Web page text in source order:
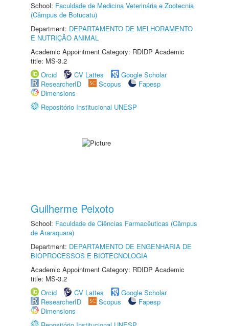
School: Faculdade de Medicina Veterinária e Zootecnia
(Câmpus de Botucatu)
Department: DEPARTAMENTO DE MELHORAMENTO
E NUTRIÇÃO ANIMAL
Academic Appointment Category: RDIDP Academic
title: MS-3.2
Orcid
CV Lattes
Google Scholar
ResearcherID
Scopus
Fapesp
Dimensions
Repositório Institucional UNESP
Guilherme Peixoto
School: Faculdade de Ciências Farmacêuticas (Câmpus
de Araraquara)
Department: DEPARTAMENTO DE ENGENHARIA DE
BIOPROCESSOS E BIOTECNOLOGIA
Academic Appointment Category: RDIDP Academic
title: MS-3.2
Orcid
CV Lattes
Google Scholar
ResearcherID
Scopus
Fapesp
Dimensions